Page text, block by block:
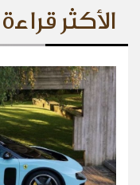
الأكثر قراءة